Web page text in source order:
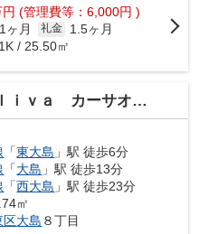
円 (管理費等：6,000円 )
1ヶ月 礼金
1.5ヶ月
/ 25.50㎡
ａ カーサオリーヴァ
「東大島 」駅 徒歩6分
「大島 」駅 徒歩13分
「西大島 」駅 徒歩23分
㎡
区大島 ８丁目